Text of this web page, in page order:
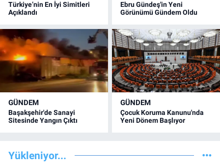
Türkiye’nin En İyi Simitleri
Açıklandı
Ebru Gündeş'in Yeni
Görünümü Gündem Oldu
GÜNDEM
Başakşehir'de Sanayi
Sitesinde Yangın Çıktı
GÜNDEM
Çocuk Koruma Kanunu'nda
Yeni Dönem Başlıyor
Yükleniyor...